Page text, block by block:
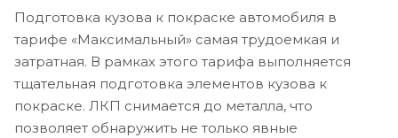
Подготовка кузова к покраске автомобиля в
тарифе «Максимальный» самая трудоемкая и
затратная. В рамках этого тарифа выполняется
тщательная подготовка элементов кузова к
покраске. ЛКП снимается до металла, что
позволяет обнаружить не только явные